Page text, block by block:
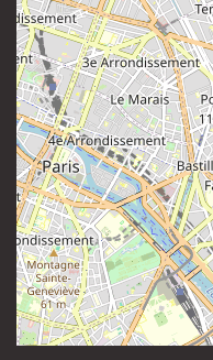
81 rue Saint-Maur
75011 Paris
France